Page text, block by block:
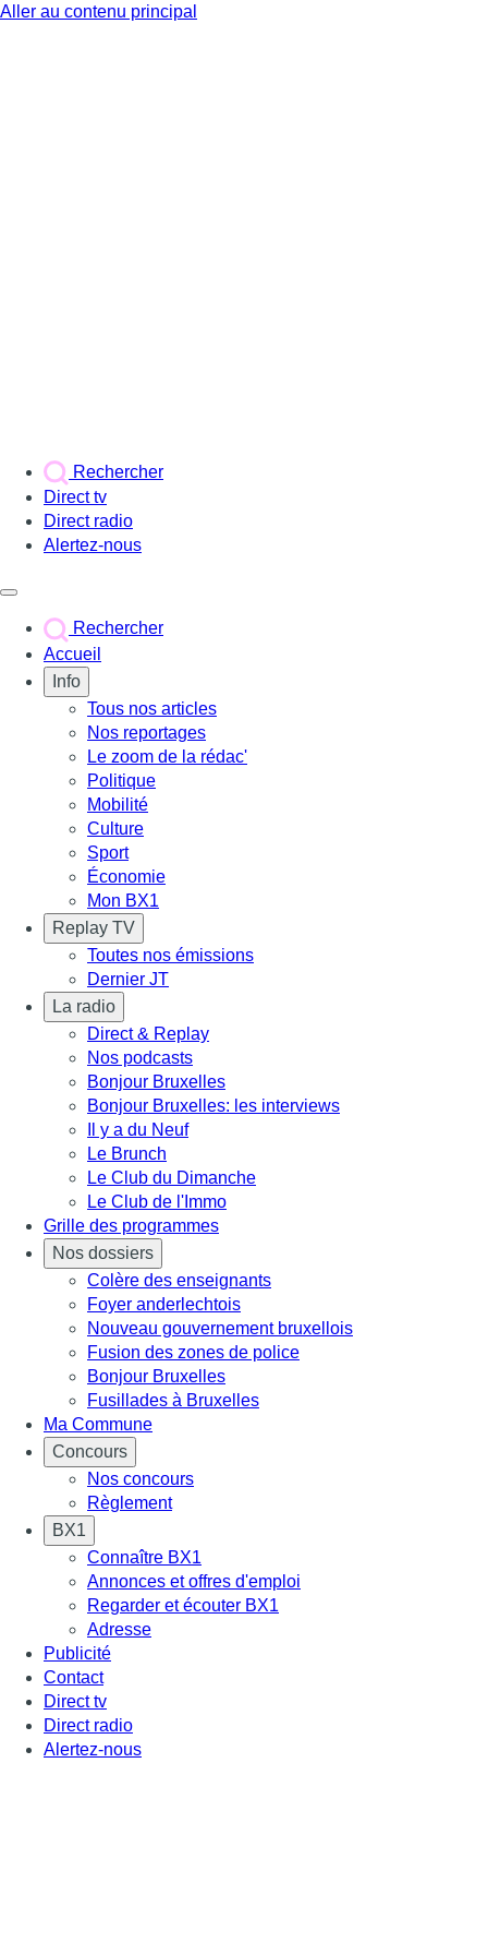
Aller au contenu principal
Rechercher
Direct tv
Direct radio
Alertez-nous
Rechercher
Accueil
Info
Tous nos articles
Nos reportages
Le zoom de la rédac'
Politique
Mobilité
Culture
Sport
Économie
Mon BX1
Replay TV
Toutes nos émissions
Dernier JT
La radio
Direct & Replay
Nos podcasts
Bonjour Bruxelles
Bonjour Bruxelles: les interviews
Il y a du Neuf
Le Brunch
Le Club du Dimanche
Le Club de l'Immo
Grille des programmes
Nos dossiers
Colère des enseignants
Foyer anderlechtois
Nouveau gouvernement bruxellois
Fusion des zones de police
Bonjour Bruxelles
Fusillades à Bruxelles
Ma Commune
Concours
Nos concours
Règlement
BX1
Connaître BX1
Annonces et offres d'emploi
Regarder et écouter BX1
Adresse
Publicité
Contact
Direct tv
Direct radio
Alertez-nous